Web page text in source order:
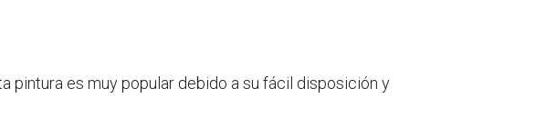
pintura es muy popular debido a su fácil disposición y